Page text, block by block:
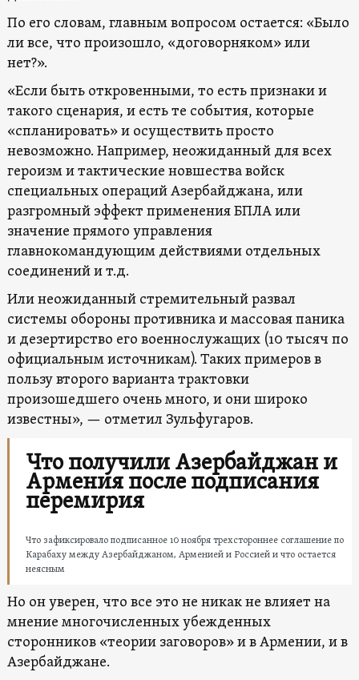
По его словам, главным вопросом остается: «Было
ли все, что произошло, «договорняком» или
нет?».
«Если быть откровенными, то есть признаки и
такого сценария, и есть те события, которые
«спланировать» и осуществить просто
невозможно. Например, неожиданный для всех
героизм и тактические новшества войск
специальных операций Азербайджана, или
разгромный эффект применения БПЛА или
значение прямого управления
главнокомандующим действиями отдельных
соединений и т.д.
Или неожиданный стремительный развал
системы обороны противника и массовая паника
и дезертирство его военнослужащих (10 тысяч по
официальным источникам). Таких примеров в
пользу второго варианта трактовки
произошедшего очень много, и они широко
известны», — отметил Зульфугаров.
Что получили Азербайджан и
Армения после подписания
перемирия
Что зафиксировало подписанное 10 ноября трехстороннее соглашение по
Карабаху между Азербайджаном, Арменией и Россией и что остается
неясным
Но он уверен, что все это не никак не влияет на
мнение многочисленных убежденных
сторонников «теории заговоров» и в Армении, и в
Азербайджане.